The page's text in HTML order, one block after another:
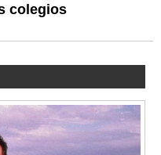
colegios